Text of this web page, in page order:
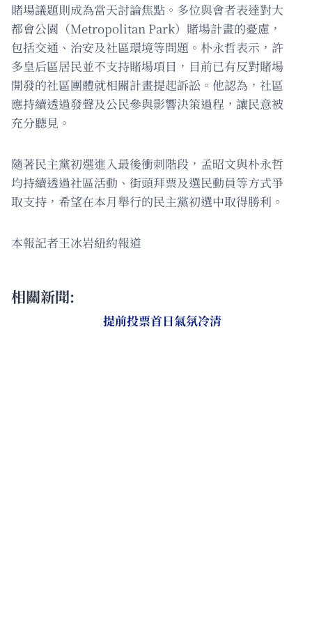
賭場議題則成為當天討論焦點。多位與會者表達對大
都會公園（Metropolitan Park）賭場計畫的憂慮，
包括交通、治安及社區環境等問題。朴永哲表示，許
多皇后區居民並不支持賭場項目，目前已有反對賭場
開發的社區團體就相關計畫提起訴訟。他認為，社區
應持續透過發聲及公民參與影響決策過程，讓民意被
充分聽見。
隨著民主黨初選進入最後衝刺階段，孟昭文與朴永哲
均持續透過社區活動、街頭拜票及選民動員等方式爭
取支持，希望在本月舉行的民主黨初選中取得勝利。
本報記者王冰岩紐約報道
相關新聞:
提前投票首日氣氛冷清